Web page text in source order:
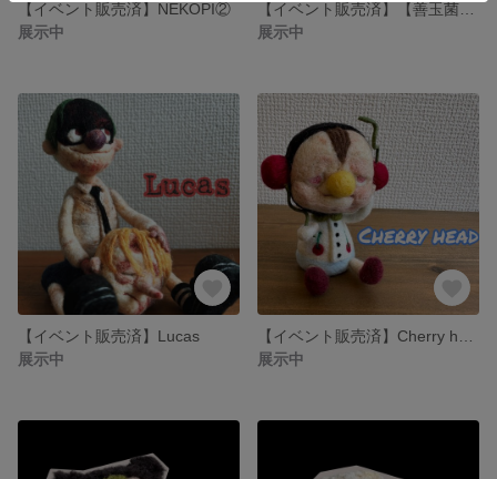
【イベント販売済】NEKOPI②
展示中
展示中
【イベント販売済】Lucas
展示中
展示中